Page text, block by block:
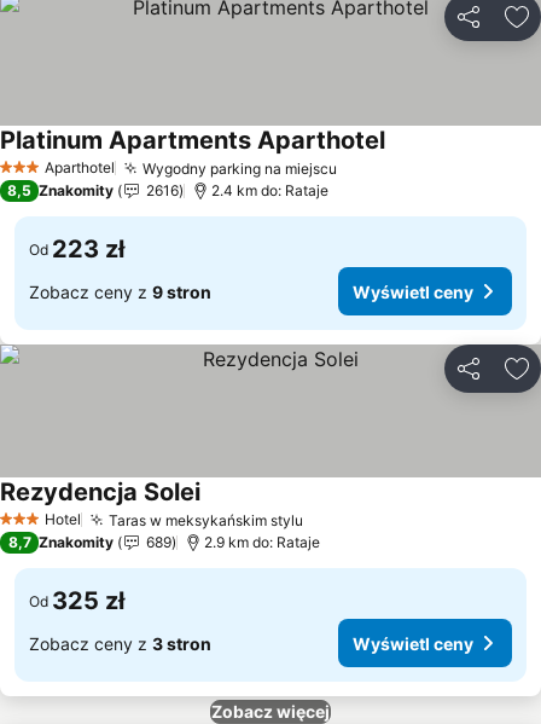
3 KategoriaAparthotel Wygodny parking na miejscu
Platinum Apartments AparthotelWyświetl ceny
8,5 Znakomity 2616 2.4 km do: Rataje
Od 223 zł
Zobacz ceny z 9 stron Wyświetl ceny
3 Kategoria
Hotel Taras w meksykańskim stylu
Rezydencja SoleiWyświetl ceny
8,7 Znakomity 689 2.9 km do: Rataje
Od 325 zł
Zobacz ceny z 3 stron Wyświetl ceny
Zobacz więcej